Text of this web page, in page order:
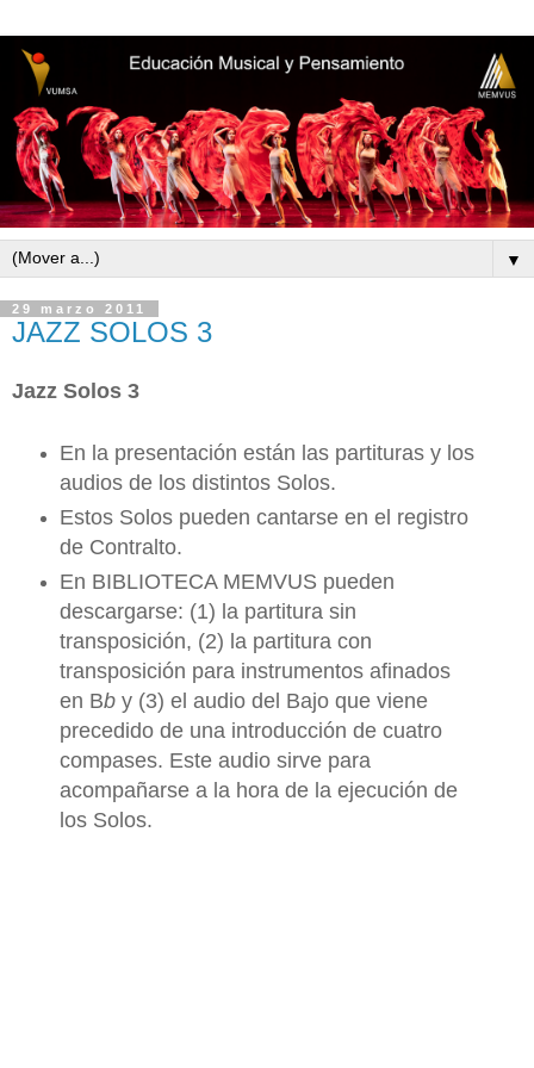
▼
29 marzo 2011
JAZZ SOLOS 3
Jazz Solos 3
En la presentación están las partituras y los
audios de los distintos Solos.
Estos Solos pueden cantarse en el registro
de Contralto.
En BIBLIOTECA MEMVUS pueden
descargarse: (1) la partitura sin
transposición, (2) la partitura con
transposición para instrumentos afinados
en Bby (3) el audio del Bajo que viene
precedido de una introducción de cuatro
compases. Este audio sirve para
acompañarse a la hora de la ejecución de
los Solos.